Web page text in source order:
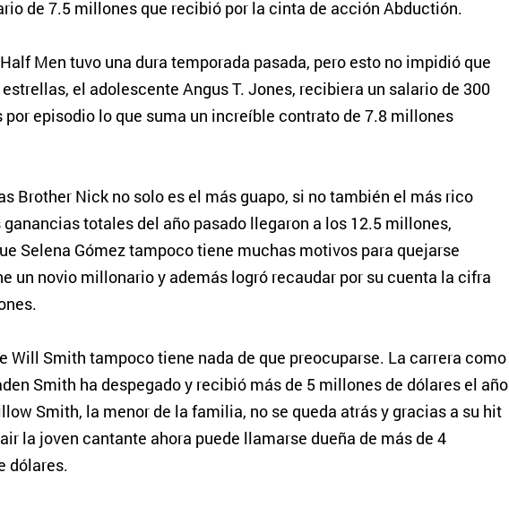
de 7.5 millones que recibió por la cinta de acción Abductión.
Men tuvo una dura temporada pasada, pero esto no impidió que
estrellas, el adolescente Angus T. Jones, recibiera un salario de 300
por episodio lo que suma un increíble contrato de 7.8 millones
Brother Nick no solo es el más guapo, si no también el más rico
ganancias totales del año pasado llegaron a los 12.5 millones,
Selena Gómez tampoco tiene muchas motivos para quejarse
un novio millonario y además logró recaudar por su cuenta la cifra
Will Smith tampoco tiene nada de que preocuparse. La carrera como
Smith ha despegado y recibió más de 5 millones de dólares el año
Smith, la menor de la familia, no se queda atrás y gracias a su hit
la joven cantante ahora puede llamarse dueña de más de 4
dólares.